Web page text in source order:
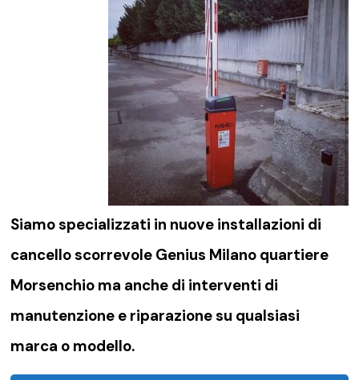
Siamo specializzati in nuove installazioni di
cancello scorrevole Genius Milano quartiere
Morsenchio ma anche di interventi di
manutenzione e riparazione su qualsiasi
marca o modello.